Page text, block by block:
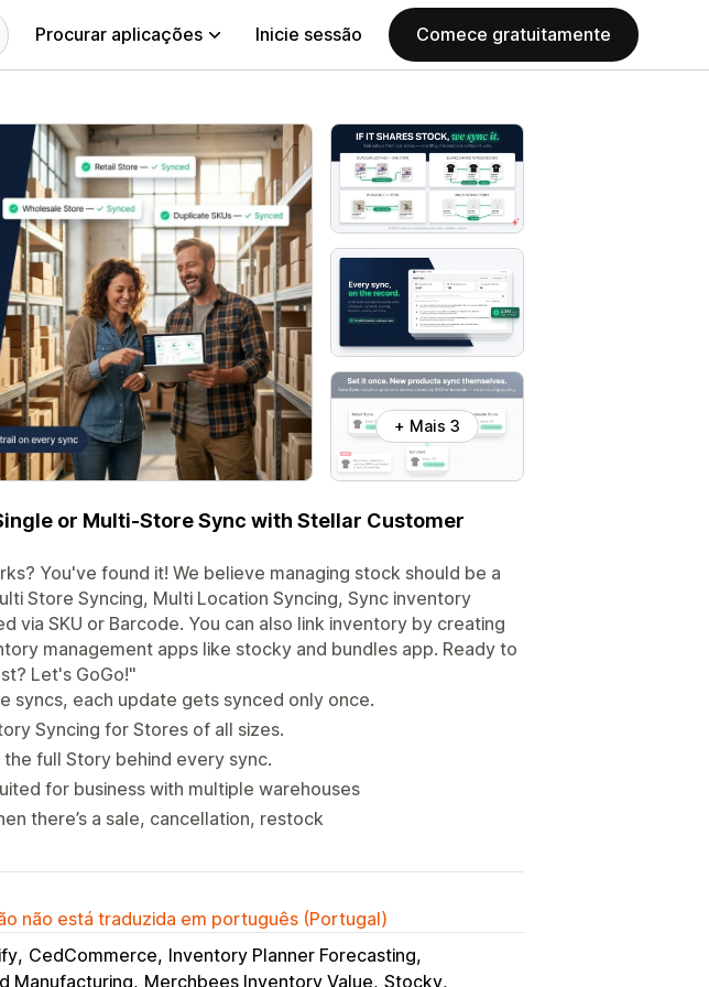
Procurar aplicações Inicie sessão Comece gratuitamente
+ Mais 3
or Multi-Store Sync with Stellar Customer
You've found it! We believe managing stock should be a
Store Syncing, Multi Location Syncing, Sync inventory
via SKU or Barcode. You can also link inventory by creating
management apps like stocky and bundles app. Ready to
Let's GoGo!"
syncs, each update gets synced only once.
Syncing for Stores of all sizes.
full Story behind every sync.
for business with multiple warehouses
there’s a sale, cancellation, restock
não está traduzida em português (Portugal)
CedCommerce Inventory Planner Forecasting
Manufacturing
Merchbees Inventory Value Stocky